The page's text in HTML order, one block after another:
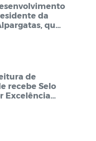
da
que
em
e retoma
de
recebe Selo
Excelência
na Casa do